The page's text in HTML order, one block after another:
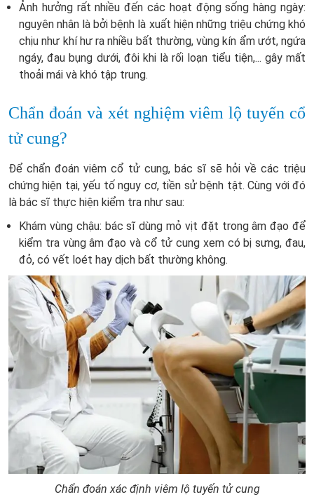
Ảnh hưởng rất nhiều đến các hoạt động sống hàng ngày:
nguyên nhân là bởi bệnh là xuất hiện những triệu chứng khó
chịu như khí hư ra nhiều bất thường, vùng kín ẩm ướt, ngứa
ngáy, đau bụng dưới, đôi khi là rối loạn tiểu tiện,... gây mất
thoải mái và khó tập trung.
Chẩn đoán và xét nghiệm viêm lộ tuyến cổ
tử cung?
Để chẩn đoán viêm cổ tử cung, bác sĩ sẽ hỏi về các triệu
chứng hiện tại, yếu tố nguy cơ, tiền sử bệnh tật. Cùng với đó
là bác sĩ thực hiện kiểm tra như sau:
Khám vùng chậu: bác sĩ dùng mỏ vịt đặt trong âm đạo để
kiểm tra vùng âm đạo và cổ tử cung xem có bị sưng, đau,
đỏ, có vết loét hay dịch bất thường không.
Chẩn đoán xác định viêm lộ tuyến tử cung